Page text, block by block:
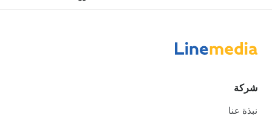
شركة
نبذة عنا